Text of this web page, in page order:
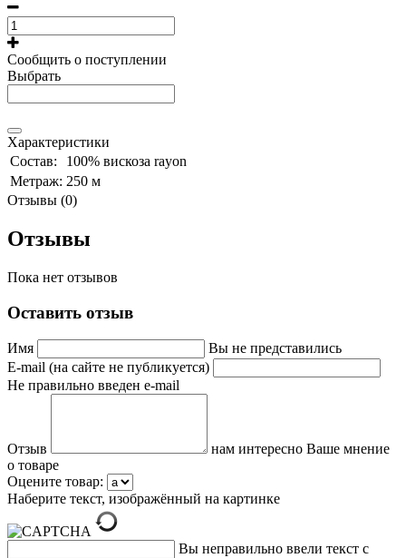
Сообщить о поступлении
Выбрать
Характеристики
Состав:
100% вискоза rayon
Метраж: 250 м
Отзывы (0)
Отзывы
Пока нет отзывов
Оставить отзыв
Имя
Вы не представились
E-mail (на сайте не публикуется)
Не правильно введен e-mail
Отзыв
нам интересно Ваше мнение
о товаре
Оцените товар:
Наберите текст, изображённый на картинке
Вы неправильно ввели текст с